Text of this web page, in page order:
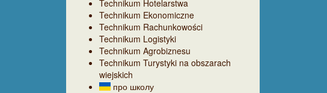
Technikum Hotelarstwa
Technikum Ekonomiczne
Technikum Rachunkowości
Technikum Logistyki
Technikum Agrobiznesu
Technikum Turystyki na obszarach
wiejskich
про школу